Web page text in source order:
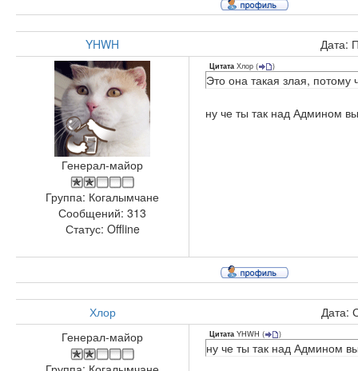
YHWH Дата:
Генерал-майор
Группа: Когалымчане
Сообщений: 313
Статус: Offline
Цитата Хлор ( )
Это она такая злая,
ну че ты так над Админом
Хлор
Дата:
Генерал-майор
Цитата YHWH ( )
ну че ты так над Админом